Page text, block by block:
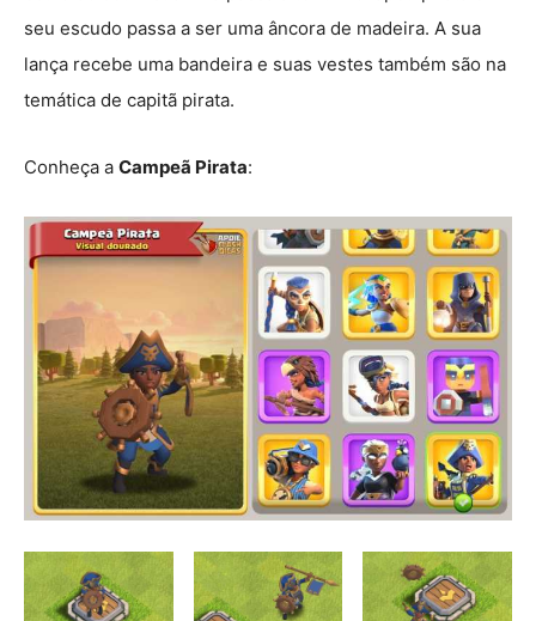
seu escudo passa a ser uma âncora de madeira. A sua
lança recebe uma bandeira e suas vestes também são na
temática de capitã pirata.
Conheça a Campeã Pirata: